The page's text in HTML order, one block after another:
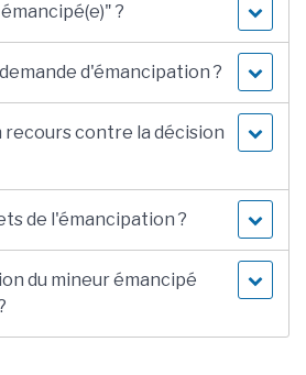
?
d'émancipation ?
recours contre la décision
de l'émancipation ?
du mineur émancipé